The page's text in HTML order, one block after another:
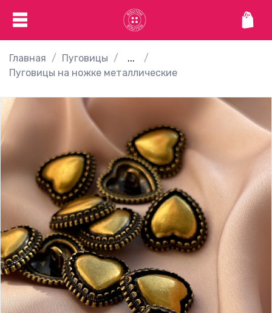
Главная Пуговицы
...
Пуговицы на ножке металлические